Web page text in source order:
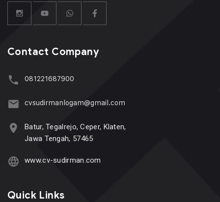
Contact Company
081221687900
cvsudirmanlogam@gmail.com
Batur, Tegalrejo, Ceper, Klaten,
Jawa Tengah, 57465
www.cv-sudirman.com
Quick Links